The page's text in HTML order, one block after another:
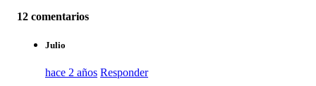
12 comentarios
Julio
hace 2 años Responder